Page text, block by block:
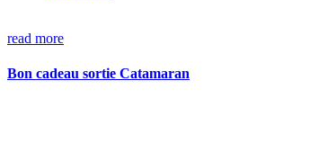
read more
Bon cadeau sortie Catamaran